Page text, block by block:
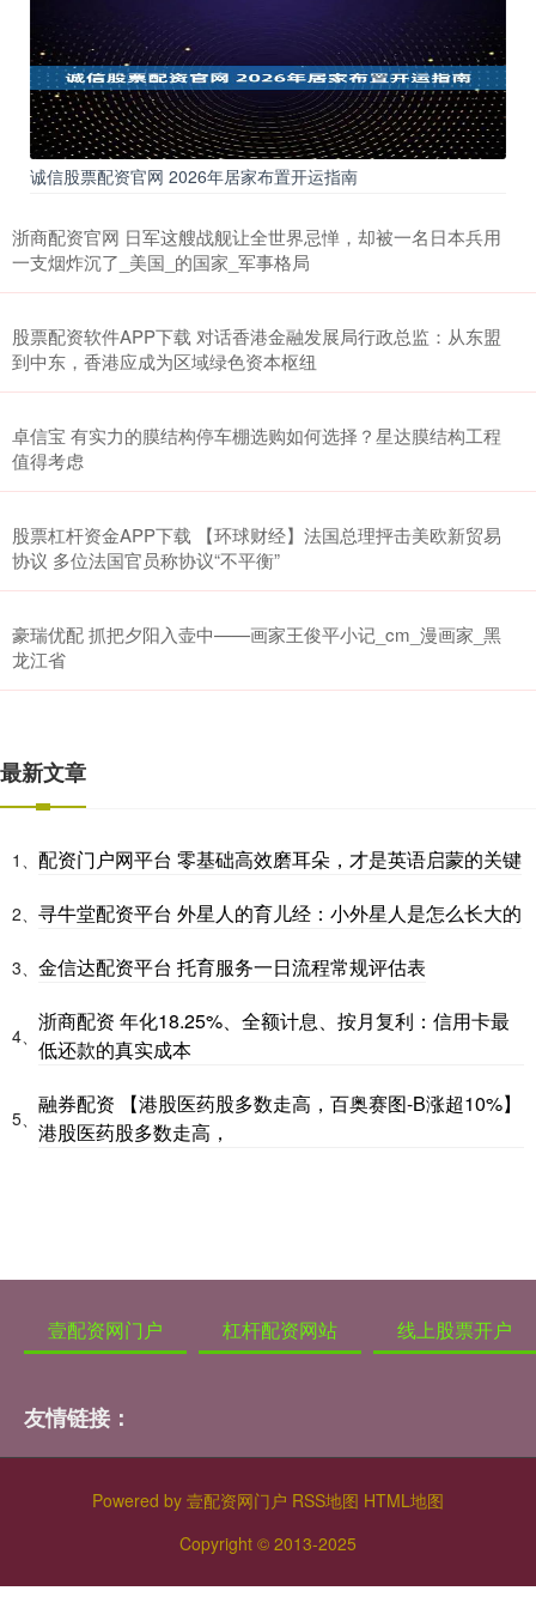
诚信股票配资官网 2026年居家布置开运指南
浙商配资官网 日军这艘战舰让全世界忌惮，却被一名日本兵用
一支烟炸沉了_美国_的国家_军事格局
股票配资软件APP下载 对话香港金融发展局行政总监：从东盟
到中东，香港应成为区域绿色资本枢纽
卓信宝 有实力的膜结构停车棚选购如何选择？星达膜结构工程
值得考虑
股票杠杆资金APP下载 【环球财经】法国总理抨击美欧新贸易
协议 多位法国官员称协议“不平衡”
豪瑞优配 抓把夕阳入壶中——画家王俊平小记_cm_漫画家_黑
龙江省
最新文章
1、 配资门户网平台 零基础高效磨耳朵，才是英语启蒙的关键
2、 寻牛堂配资平台 外星人的育儿经：小外星人是怎么长大的
3、 金信达配资平台 托育服务一日流程常规评估表
4、
浙商配资 年化18.25%、全额计息、按月复利：信用卡最
低还款的真实成本
5、
融券配资 【港股医药股多数走高，百奥赛图-B涨超10%】
港股医药股多数走高，
壹配资网门户 杠杆配资网站 线上股票开户
友情链接：
Powered by 壹配资网门户 RSS地图 HTML地图
Copyright © 2013-2025